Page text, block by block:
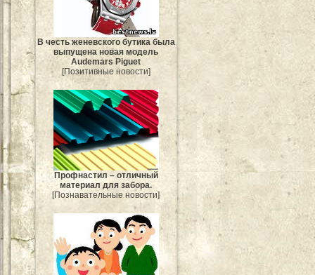
В честь женевского бутика была
выпущена новая модель
Audemars Piguet
[Позитивные новости]
Профнастил – отличный
материал для забора.
[Познавательные новости]